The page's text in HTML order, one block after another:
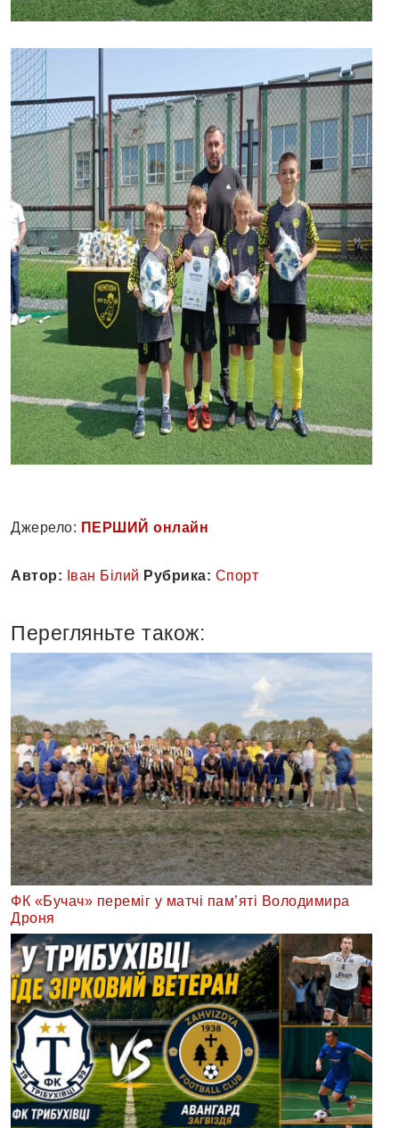
Джерело: ПЕРШИЙ онлайн
Автор: Іван Білий Рубрика: Спорт
Перегляньте також:
ФК «Бучач» переміг у матчі пам’яті Володимира
Дроня